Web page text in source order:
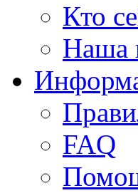
Кто
Наша
FAQ